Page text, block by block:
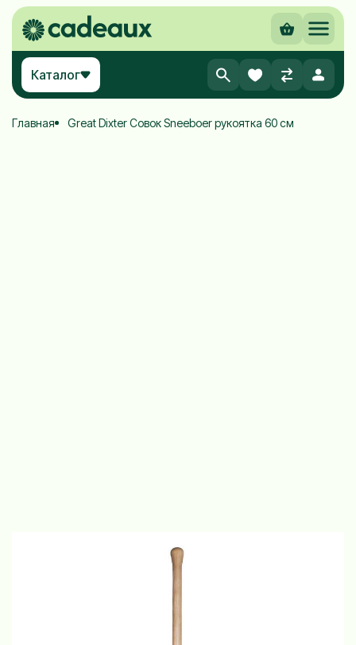
Каталог
Главная Great Dixter Совок Sneeboer рукоятка 60 см